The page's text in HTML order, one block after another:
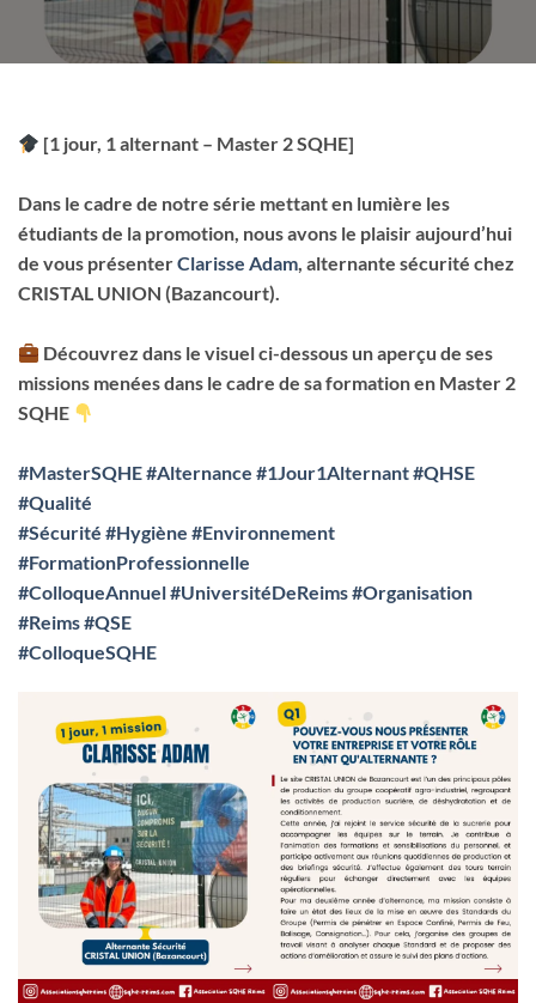
[1 jour, 1 alternant – Master 2 SQHE]
Dans le cadre de notre série mettant en lumière les
étudiants de la promotion, nous avons le plaisir aujourd’hui
de vous présenterClarisse Adam, alternante sécurité chez
CRISTAL UNION (Bazancourt).
Découvrez dans le visuel ci-dessous un aperçu de ses
missions menées dans le cadre de sa formation en Master 2
SQHE
#MasterSQHE#Alternance #1Jour1Alternant#QHSE
#Qualité
#Sécurité #Hygiène #Environnement
#FormationProfessionnelle
#ColloqueAnnuel#UniversitéDeReims#Organisation
#Reims#QSE
#ColloqueSQHE